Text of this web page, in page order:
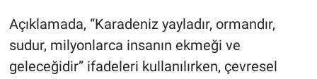
Açıklamada, “Karadeniz yayladır, ormandır,
sudur, milyonlarca insanın ekmeği ve
geleceğidir” ifadeleri kullanılırken, çevresel